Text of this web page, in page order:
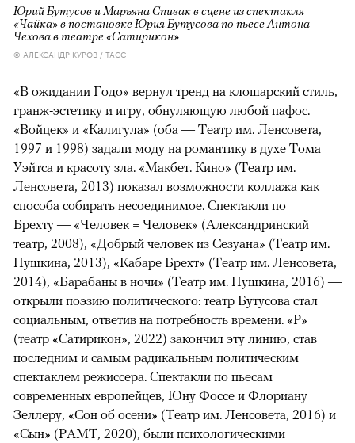
Юрий Бутусов и Марьяна Спивак в сцене из спектакля
«Чайка» в постановке Юрия Бутусова по пьесе Антона
Чехова в театре «Сатирикон»
© АЛЕКСАНДР КУРОВ / ТАСС
«В ожидании Годо» вернул тренд на клошарский стиль,
гранж-эстетику и игру, обнуляющую любой пафос.
«Войцек» и «Калигула» (оба — Театр им. Ленсовета,
1997 и 1998) задали моду на романтику в духе Тома
Уэйтса и красоту зла. «Макбет. Кино» (Театр им.
Ленсовета, 2013) показал возможности коллажа как
способа собирать несоединимое. Спектакли по
Брехту — «Человек = Человек» (Александринский
театр, 2008), «Добрый человек из Сезуана» (Театр им.
Пушкина, 2013), «Кабаре Брехт» (Театр им. Ленсовета,
2014), «Барабаны в ночи» (Театр им. Пушкина, 2016) —
открыли поэзию политического: театр Бутусова стал
социальным, ответив на потребность времени. «Р»
(театр «Сатирикон», 2022) закончил эту линию, став
последним и самым радикальным политическим
спектаклем режиссера. Спектакли по пьесам
современных европейцев, Юну Фоссе и Флориану
Зеллеру, «Сон об осени» (Театр им. Ленсовета, 2016) и
«Сын» (РАМТ, 2020), были психологическими